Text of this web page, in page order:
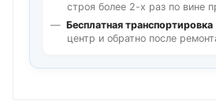
строя более 2-х раз по вине
Бесплатная транспортировка
центр и обратно после